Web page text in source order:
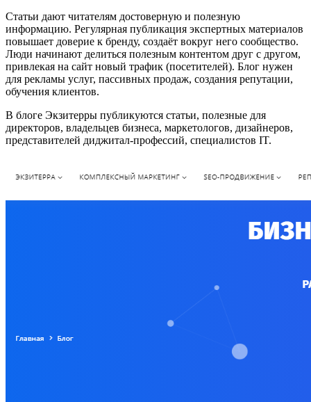
Статьи дают читателям достоверную и полезную
информацию. Регулярная публикация экспертных материалов
повышает доверие к бренду, создаёт вокруг него сообщество.
Люди начинают делиться полезным контентом друг с другом,
привлекая на сайт новый трафик (посетителей). Блог нужен
для рекламы услуг, пассивных продаж, создания репутации,
обучения клиентов.
В блоге Экзитерры публикуются статьи, полезные для
директоров, владельцев бизнеса, маркетологов, дизайнеров,
представителей диджитал-профессий, специалистов IT.